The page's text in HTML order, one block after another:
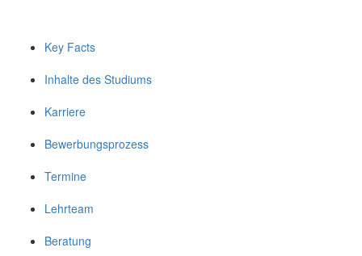
Key Facts
Inhalte des Studiums
Karriere
Bewerbungsprozess
Termine
Lehrteam
Beratung